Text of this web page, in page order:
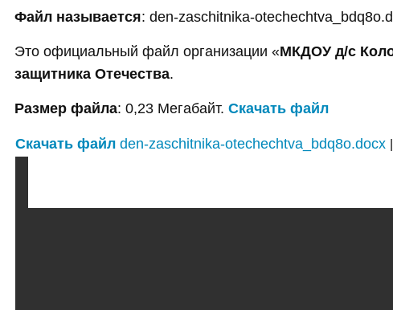
Файл называется: den-zaschitnika-
Это официальный файл организации «МКДОУ д/с
защитника Отечества.
Размер файла: 0,23 Мегабайт. Скачать файл
Скачать файл den-zaschitnika-otechechtva_bdq8o.docx